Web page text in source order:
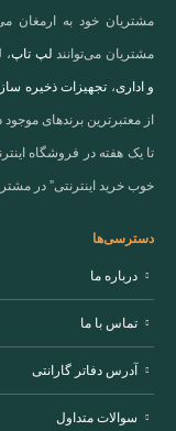
مشتریان خود به ارمغان
مشتریان می‌توانند لپ تاپ،
و اداری، تجهیزات ذخیره
از معتبرترین برندهای
تا یک هفته در فروشگاه
خوب خرید اینترنتی” در
دسترسی‌ها
درباره ما
تماس با ما
آدرس دفاتر گارانتی
سوالات متداول